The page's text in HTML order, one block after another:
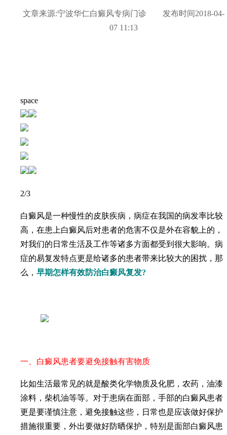
文章来源:宁波华仁白癜风专病门诊 发布时间2018-04-
07 11:13
space
2/3
白癜风是一种慢性的皮肤疾病，病症在我国的病发率比较
高，在患上白癜风后对患者的危害不仅是外在容貌上的，
对我们的日常生活及工作等诸多方面都受到很大影响。病
症的易复发特点更是给诸多的患者带来比较大的困扰，那
么， 早期怎样有效防治白癜风复发?
一、白癜风患者要避免接触有害物质
比如生活最常见的就是酸类化学物质及化肥，农药，油漆
涂料，柴机油等等。对于患病在面部，手部的白癜风患者
更是要谨慎注意，避免接触这些，日常也是应该做好保护
措施很重要，外出要做好防晒保护，特别是面部白癜风患